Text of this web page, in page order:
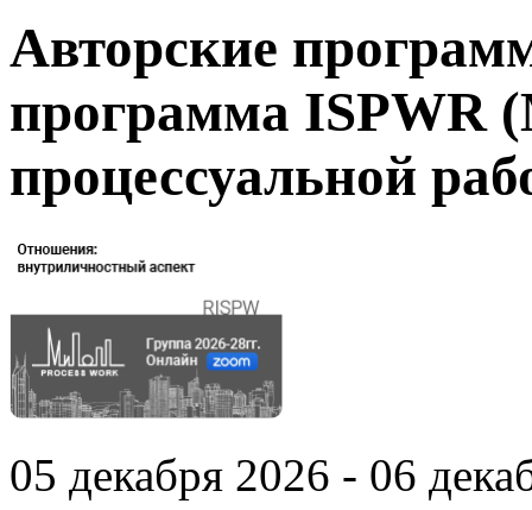
Авторские
программа ISPWR
процессуальной
05 декабря 2026 - 06